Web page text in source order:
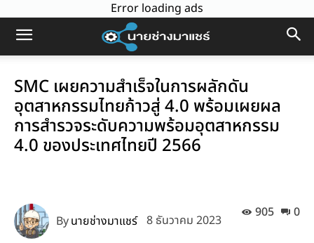
Error loading ads
SMC เผยความสำเร็จในการผลักดัน
อุตสาหกรรมไทยก้าวสู่ 4.0 พร้อมเผยผล
การสำรวจระดับความพร้อมอุตสาหกรรม
4.0 ของประเทศไทยปี 2566
0
905
Byนายช่างมาแชร์ 8 ธันวาคม 2023